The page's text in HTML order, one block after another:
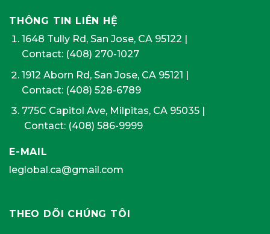
THÔNG TIN LIÊN HỆ
1648 Tully Rd, San Jose, CA 95122 |
Contact: (408) 270-1027
1912 Aborn Rd, San Jose, CA 95121 |
Contact: (408) 528-6789
775C Capitol Ave, Milpitas, CA 95035|
Contact: (408) 586-9999
E-MAIL
leglobal.ca@gmail.com
THEO DÕI CHÚNG TÔI